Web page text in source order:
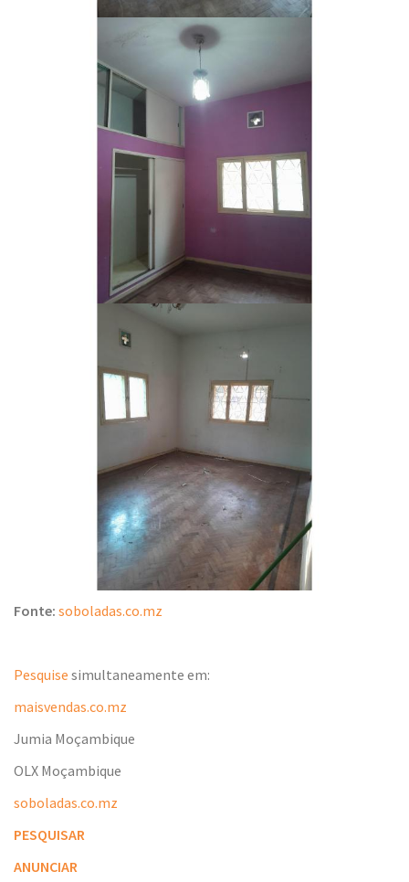
Fonte: soboladas.co.mz
Pesquise simultaneamente em:
maisvendas.co.mz
Jumia Moçambique
OLX Moçambique
soboladas.co.mz
PESQUISAR
ANUNCIAR